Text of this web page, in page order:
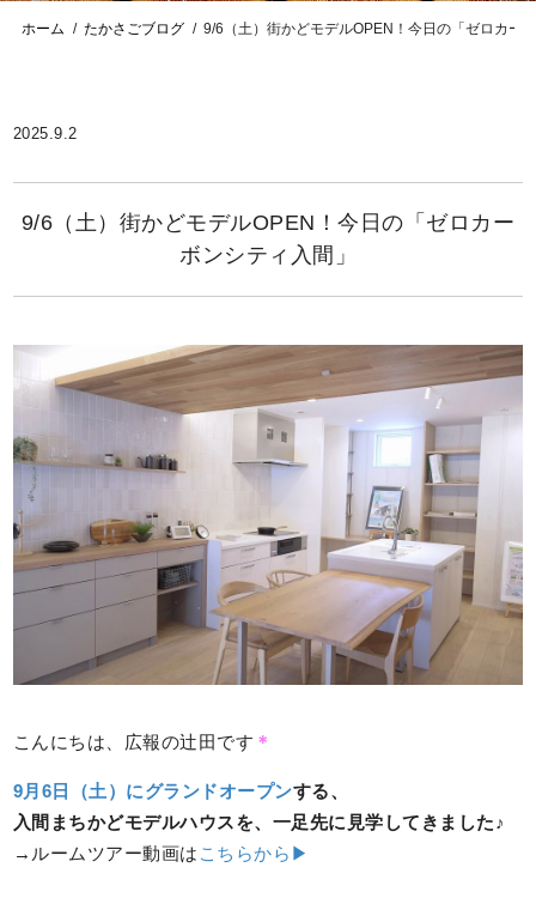
ホーム たかさごブログ 9/6（土）街かどモデルOPEN！今日の「ゼロカー
2025.9.2
9/6（土）街かどモデルOPEN！今日の「ゼロカー
ボンシティ入間」
こんにちは、広報の辻田です ＊
9月6日（土）にグランドオープンする、
入間まちかどモデルハウスを、一足先に見学してきました♪
→ルームツアー動画は こちらから▶